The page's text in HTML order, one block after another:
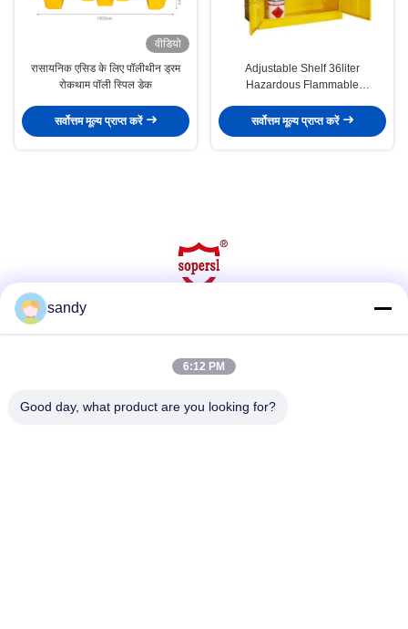
वीडियो
रासायनिक एसिड के लिए पॉलीथीन ड्रम
रोकथाम पॉली स्पिल डेक
सर्वोत्तम मूल्य प्राप्त करें
Adjustable Shelf 36liter
Hazardous Flammable
Cabinets
सर्वोत्तम मूल्य प्राप्त करें
sandy
6:12 PM
Good day, what product are you looking for?